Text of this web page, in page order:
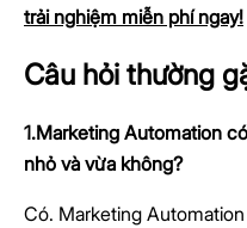
trải nghiệm miễn phí ngay!
Câu hỏi thường
1.Marketing Automation
nhỏ và vừa không?
Có. Marketing